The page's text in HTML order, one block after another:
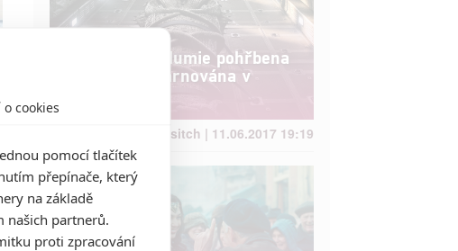
Box Office: Mumie pohřbena
v USA, reinkarnována v
Brousitch | 11.06.2017 19:19
cookies
pomocí tlačítek
přepínače, který
na základě
našich partnerů.
proti zpracování